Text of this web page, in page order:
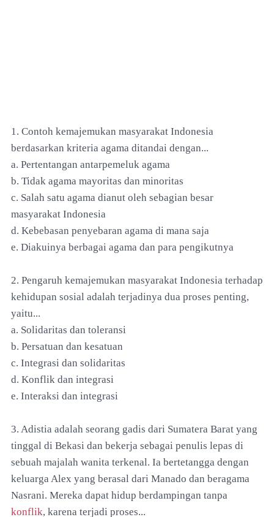
1. Contoh kemajemukan masyarakat Indonesia
berdasarkan kriteria agama ditandai dengan...
a. Pertentangan antarpemeluk agama
b. Tidak agama mayoritas dan minoritas
c. Salah satu agama dianut oleh sebagian besar
masyarakat Indonesia
d. Kebebasan penyebaran agama di mana saja
e. Diakuinya berbagai agama dan para pengikutnya
2. Pengaruh kemajemukan masyarakat Indonesia terhadap
kehidupan sosial adalah terjadinya dua proses penting,
yaitu...
a. Solidaritas dan toleransi
b. Persatuan dan kesatuan
c. Integrasi dan solidaritas
d. Konflik dan integrasi
e. Interaksi dan integrasi
3. Adistia adalah seorang gadis dari Sumatera Barat yang
tinggal di Bekasi dan bekerja sebagai penulis lepas di
sebuah majalah wanita terkenal. Ia bertetangga dengan
keluarga Alex yang berasal dari Manado dan beragama
Nasrani. Mereka dapat hidup berdampingan tanpa
konflik, karena terjadi proses...